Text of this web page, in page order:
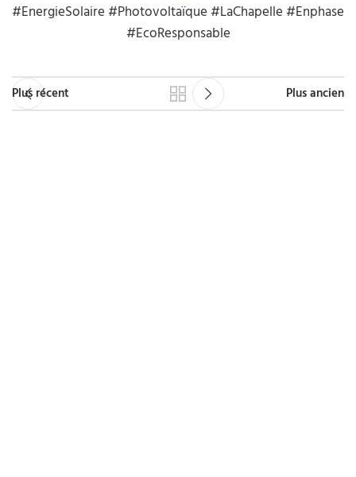
#EnergieSolaire #Photovoltaïque #LaChapelle #Enphase
#EcoResponsable
Plus récent Plus ancien